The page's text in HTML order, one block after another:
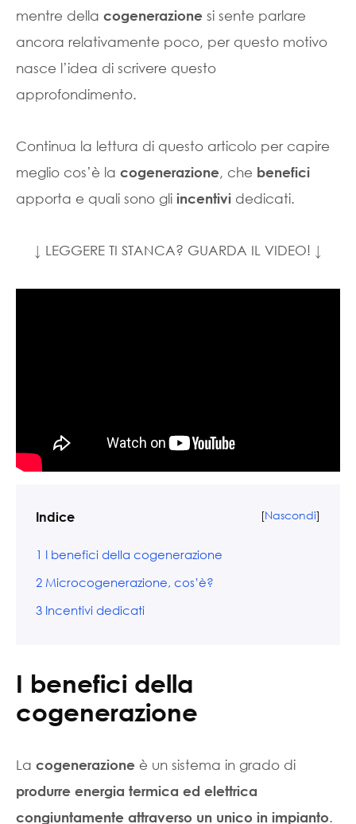
mentre della cogenerazione si sente parlare
ancora relativamente poco, per questo motivo
nasce l’idea di scrivere questo
approfondimento.
Continua la lettura di questo articolo per capire
meglio cos’è la cogenerazione, che benefici
apporta e quali sono gli incentivi dedicati.
↓ LEGGERE TI STANCA? GUARDA IL VIDEO! ↓
Indice [Nascondi]
1 I benefici della cogenerazione
2 Microcogenerazione, cos’è?
3 Incentivi dedicati
I benefici della
cogenerazione
La cogenerazione è un sistema in grado di
produrre energia termica ed elettrica
congiuntamente attraverso un unico in impianto.